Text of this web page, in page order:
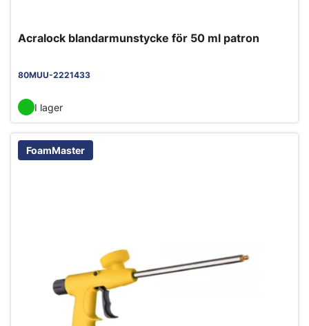
Acralock blandarmunstycke för 50 ml patron
80MUU-2221433
I lager
FoamMaster